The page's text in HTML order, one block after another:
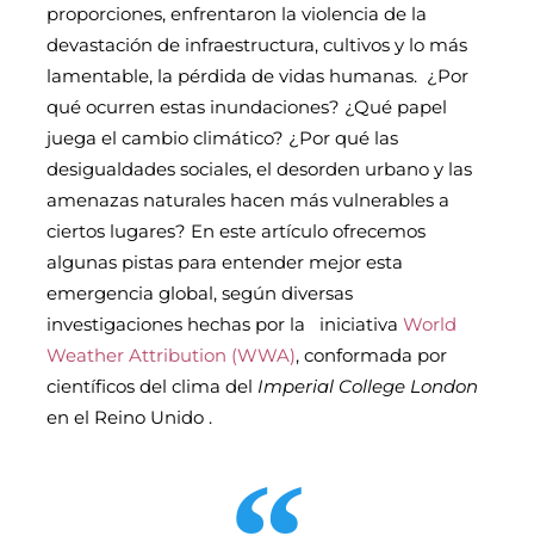
proporciones, enfrentaron la violencia de la
devastación de infraestructura, cultivos y lo más
lamentable, la pérdida de vidas humanas. ¿Por
qué ocurren estas inundaciones? ¿Qué papel
juega el cambio climático? ¿Por qué las
desigualdades sociales, el desorden urbano y las
amenazas naturales hacen más vulnerables a
ciertos lugares? En este artículo ofrecemos
algunas pistas para entender mejor esta
emergencia global, según diversas
investigaciones hechas por la iniciativa World
Weather Attribution (WWA), conformada por
científicos del clima del Imperial College London
en el Reino Unido .